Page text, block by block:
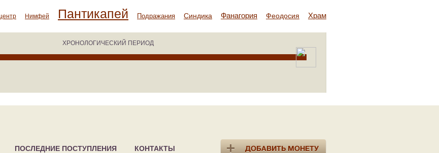
Нимфей Пантикапей Подражания Синдика Фанагория Феодосия Храм Аполлона
ХРОНОЛОГИЧЕСКИЙ ПЕРИОД
ПОСЛЕДНИЕ ПОСТУПЛЕНИЯ КОНТАКТЫ